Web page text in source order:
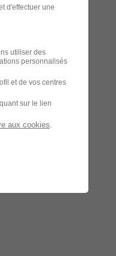
d'effectuer une
utiliser des
personnalisés
et de vos centres
sur le lien
aux cookies